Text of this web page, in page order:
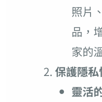
照片
品，
家的
保護隱私
靈活